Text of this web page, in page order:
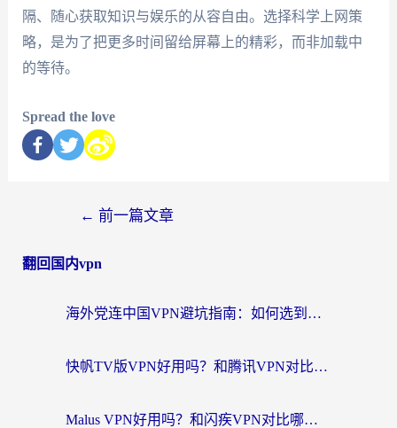
隔、随心获取知识与娱乐的从容自由。选择科学上网策
略，是为了把更多时间留给屏幕上的精彩，而非加载中
的等待。
Spread the love
← 前一篇文章
翻回国内vpn
海外党连中国VPN避坑指南：如何选到真正能无缝刷国内资源的加速器？
快帆TV版VPN好用吗？和腾讯VPN对比哪个回国效果更好？海外党必看的真实体验指南
Malus VPN好用吗？和闪疾VPN对比哪个回国效果更好？海外华人的实用避坑指南